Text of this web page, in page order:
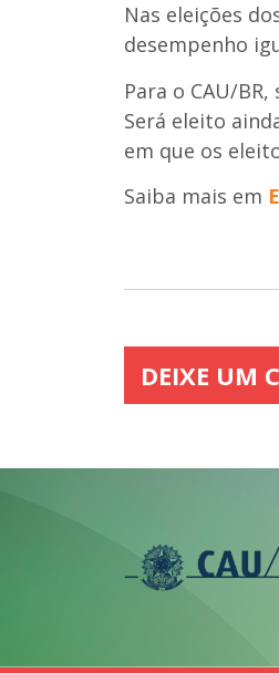
Nas eleições
desempenho
Para o CAU/
Será eleito
em que os
Saiba mais em
DEIXE UM